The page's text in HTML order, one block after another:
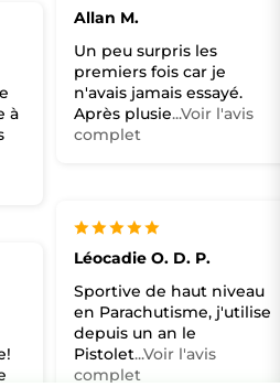
Allan M.
Un peu surpris les
premiers fois car je
n'avais jamais essayé.
Après plusie...Voir l'avis
complet
à
Léocadie O. D. P.
Sportive de haut niveau
en Parachutisme, j'utilise
depuis un an le
Pistolet...Voir l'avis
complet